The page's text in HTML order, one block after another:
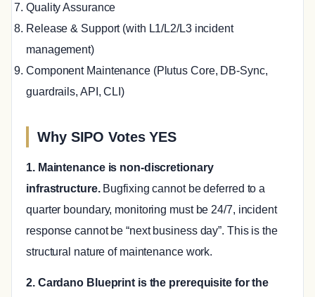
Quality Assurance
Release & Support (with L1/L2/L3 incident
management)
Component Maintenance (Plutus Core, DB-Sync,
guardrails, API, CLI)
Why SIPO Votes YES
1. Maintenance is non-discretionary
infrastructure.Bugfixing cannot be deferred to a
quarter boundary, monitoring must be 24/7, incident
response cannot be “next business day”. This is the
structural nature of maintenance work.
2. Cardano Blueprint is the prerequisite for the